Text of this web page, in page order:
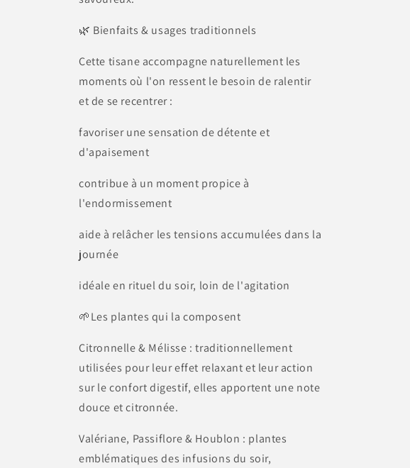
🌿 Bienfaits & usages traditionnels
Cette tisane accompagne naturellement les
moments où l'on ressent le besoin de ralentir
et de se recentrer :
favoriser une sensation de détente et
d'apaisement
contribue à un moment propice à
l'endormissement
aide à relâcher les tensions accumulées dans la
journée
idéale en rituel du soir, loin de l'agitation
🌱Les plantes qui la composent
Citronnelle & Mélisse : traditionnellement
utilisées pour leur effet relaxant et leur action
sur le confort digestif, elles apportent une note
douce et citronnée.
Valériane, Passiflore & Houblon : plantes
emblématiques des infusions du soir,